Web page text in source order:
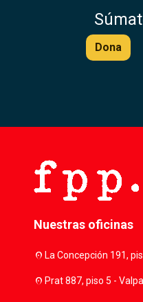
Dona
Nuestras oficinas
location_onLa Concepción 191,
location_onPrat 887, piso 5 -